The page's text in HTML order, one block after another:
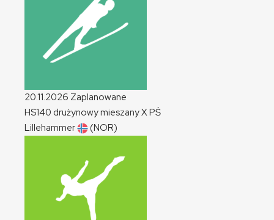
20.11.2026 Zaplanowane
HS140 drużynowy mieszanyXPŚ
Lillehammer
(NOR)